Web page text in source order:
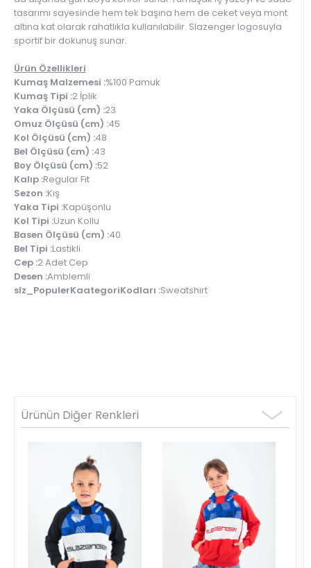
tasarımı sayesinde hem tek başına hem de ceket veya mont
altına kat olarak rahatlıkla kullanılabilir. Slazenger logosuyla
sportif bir dokunuş sunar.
Ürün Özellikleri
Kumaş Malzemesi :%100 Pamuk
Kumaş Tipi :2 İplik
Yaka Ölçüsü (cm) :23
Omuz Ölçüsü (cm) :45
Kol Ölçüsü (cm) :48
Bel Ölçüsü (cm) :43
Boy Ölçüsü (cm) :52
Kalıp :Regular Fit
Sezon :Kış
Yaka Tipi :Kapüşonlu
Kol Tipi :Uzun Kollu
Basen Ölçüsü (cm) :40
Bel Tipi :Lastikli
Cep :2 Adet Cep
Desen :Amblemli
slz_PopulerKaategoriKodları :Sweatshırt
Ürünün Diğer Renkleri